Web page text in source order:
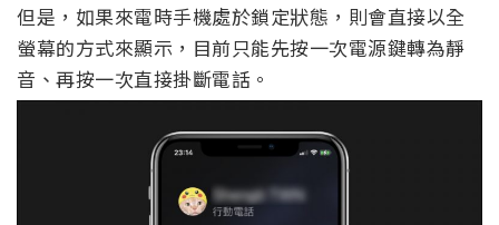
但是，如果來電時手機處於鎖定狀態，則會直接以全
螢幕的方式來顯示，目前只能先按一次電源鍵轉為靜
音、再按一次直接掛斷電話。